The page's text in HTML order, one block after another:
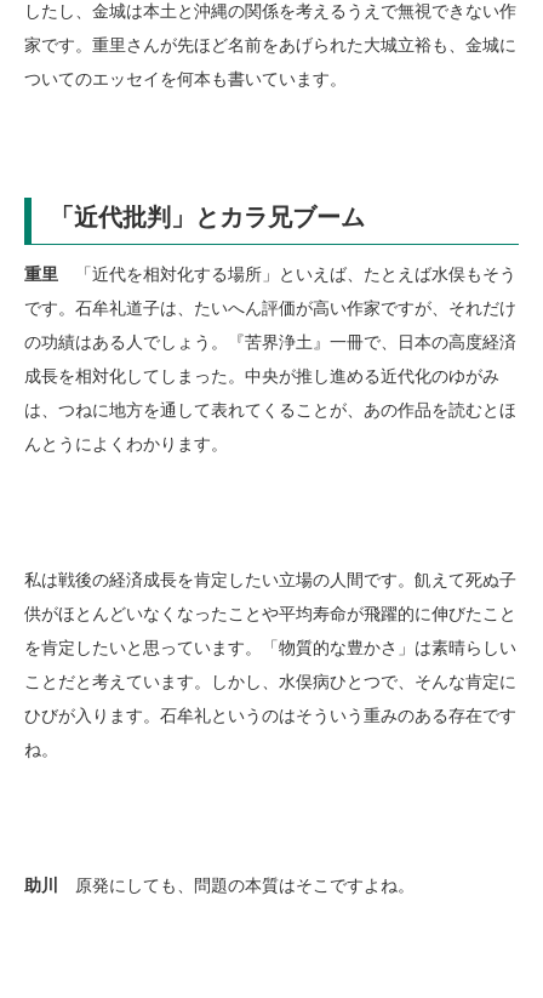
したし、金城は本土と沖縄の関係を考えるうえで無視できない作
家です。重里さんが先ほど名前をあげられた大城立裕も、金城に
ついてのエッセイを何本も書いています。
「近代批判」とカラ兄ブーム
重里
「近代を相対化する場所」といえば、たとえば水俣もそう
です。石牟礼道子は、たいへん評価が高い作家ですが、それだけ
の功績はある人でしょう。『苦界浄土』一冊で、日本の高度経済
成長を相対化してしまった。中央が推し進める近代化のゆがみ
は、つねに地方を通して表れてくることが、あの作品を読むとほ
んとうによくわかります。
私は戦後の経済成長を肯定したい立場の人間です。飢えて死ぬ子
供がほとんどいなくなったことや平均寿命が飛躍的に伸びたこと
を肯定したいと思っています。「物質的な豊かさ」は素晴らしい
ことだと考えています。しかし、水俣病ひとつで、そんな肯定に
ひびが入ります。石牟礼というのはそういう重みのある存在です
ね。
助川 原発にしても、問題の本質はそこですよね。